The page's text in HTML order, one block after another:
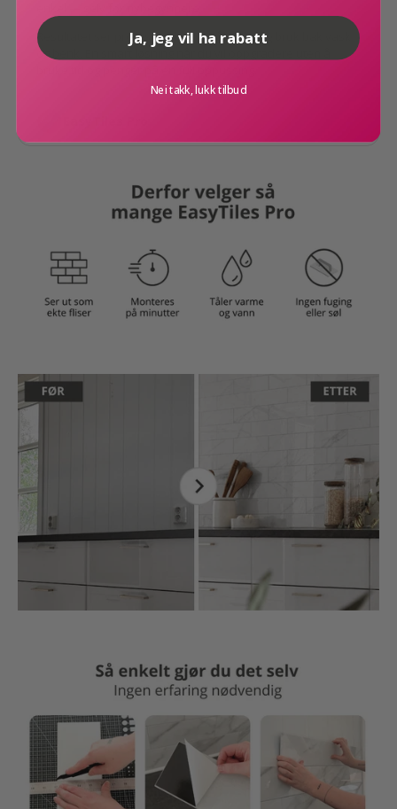
Resultatet ser profesjonelt ut og tåler daglig bruk bak vask
og benk. En smart løsning når du vil oppgradere uten å
Ja, jeg vil ha rabatt
Nei takk, lukk tilbud